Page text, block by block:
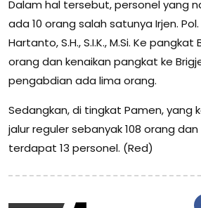
Dalam hal tersebut, personel yang
ada 10 orang salah satunya Irjen. Pol.
Hartanto, S.H., S.I.K., M.Si. Ke
orang dan kenaikan pangkat ke
pengabdian ada lima orang.
Sedangkan, di tingkat Pamen, yang
jalur reguler sebanyak 108 orang
terdapat 13 personel. (Red)